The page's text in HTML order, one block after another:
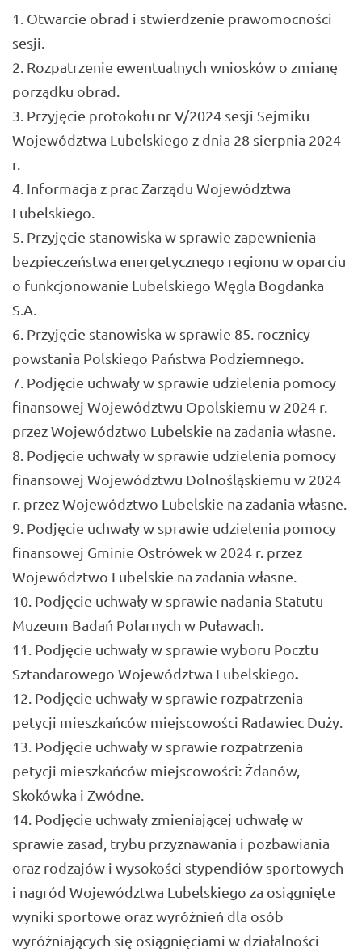
Otwarcie obrad i stwierdzenie prawomocności
sesji.
Rozpatrzenie ewentualnych wniosków o zmianę
porządku obrad.
Przyjęcie protokołu nr V/2024 sesji Sejmiku
Województwa Lubelskiego z dnia 28 sierpnia 2024
r.
Informacja z prac Zarządu Województwa
Lubelskiego.
Przyjęcie stanowiska w sprawie zapewnienia
bezpieczeństwa energetycznego regionu w oparciu
o funkcjonowanie Lubelskiego Węgla Bogdanka
S.A.
Przyjęcie stanowiska w sprawie 85. rocznicy
powstania Polskiego Państwa Podziemnego.
Podjęcie uchwały w sprawie udzielenia pomocy
finansowej Województwu Opolskiemu w 2024 r.
przez Województwo Lubelskie na zadania własne.
Podjęcie uchwały w sprawie udzielenia pomocy
finansowej Województwu Dolnośląskiemu w 2024
r. przez Województwo Lubelskie na zadania własne.
Podjęcie uchwały w sprawie udzielenia pomocy
finansowej Gminie Ostrówek w 2024 r. przez
Województwo Lubelskie na zadania własne.
Podjęcie uchwały w sprawie nadania Statutu
Muzeum Badań Polarnych w Puławach.
Podjęcie uchwały w sprawie wyboru Pocztu
Sztandarowego Województwa Lubelskiego.
Podjęcie uchwały w sprawie rozpatrzenia
petycji mieszkańców miejscowości Radawiec Duży.
Podjęcie uchwały w sprawie rozpatrzenia
petycji mieszkańców miejscowości: Żdanów,
Skokówka i Zwódne.
Podjęcie uchwały zmieniającej uchwałę w
sprawie zasad, trybu przyznawania i pozbawiania
oraz rodzajów i wysokości stypendiów sportowych
i nagród Województwa Lubelskiego za osiągnięte
wyniki sportowe oraz wyróżnień dla osób
wyróżniających się osiągnięciami w działalności